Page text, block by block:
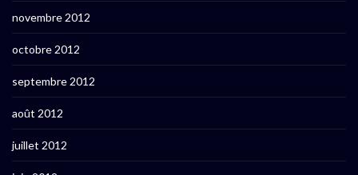
novembre 2012
octobre 2012
septembre 2012
août 2012
juillet 2012